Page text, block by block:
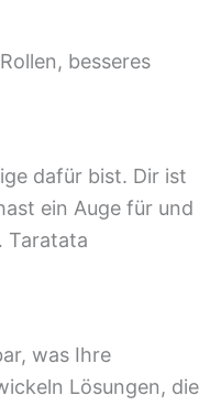
besseres
dafür bist. Dir ist
ein Auge für und
Taratata
was Ihre
Lösungen, die